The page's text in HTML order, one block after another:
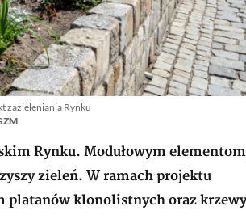
zazieleniania Rynku
Rynku. Modułowym
zieleń. W ramach projektu
platanów klonolistnych oraz